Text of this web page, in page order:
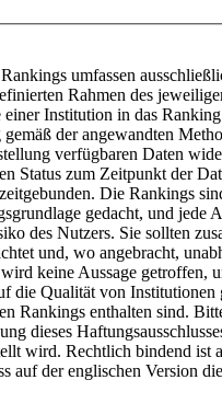
umfassen
Rahmen des
Institution in das
der angewandten
verfügbaren Daten
Status zum Zeitpunkt der
Die Rankings
gedacht, und jede
des Nutzers. Sie sollten
und, wo angebracht,
keine Aussage getroffen,
die Qualität von Institutionen
Rankings enthalten sind.
dieses
wird. Rechtlich bindend ist
auf der englischen Version